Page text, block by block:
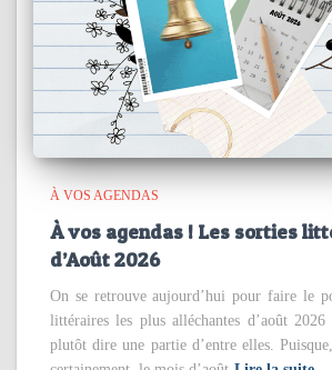
À VOS AGENDAS
À vos agendas ! Les sorties
d’Août 2026
On se retrouve aujourd’hui pour faire le
littéraires les plus alléchantes d’août
plutôt dire une partie d’entre elles.